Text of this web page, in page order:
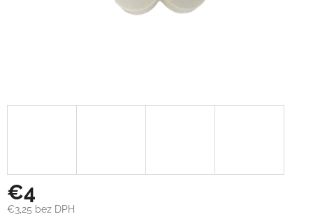
€4
€3,25 bez DPH